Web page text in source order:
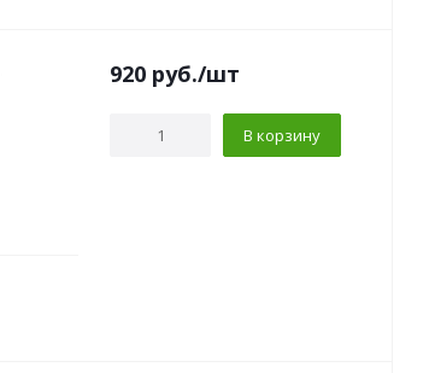
920 руб./шт
В корзину